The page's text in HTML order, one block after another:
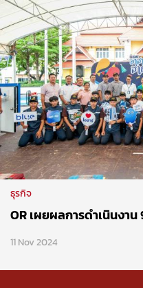
ธุรกิจ
OR เผยผลการดำเนินงา
11 Nov 2024